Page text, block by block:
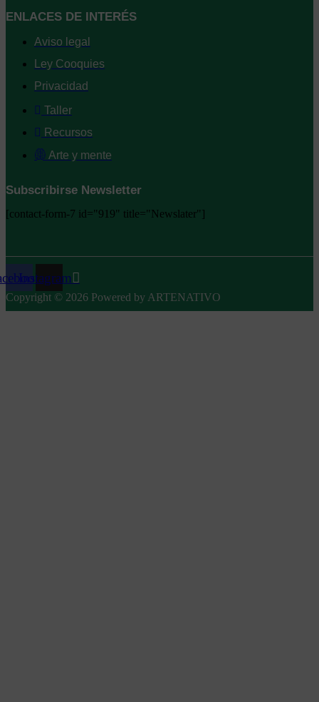
ENLACES DE INTERÉS
Aviso legal
Ley Cooquies
Privacidad
Taller
Recursos
Arte y mente
Subscribirse Newsletter
[contact-form-7 id="919" title="Newslater"]
Instagram
Copyright © 2026 Powered by ARTENATIVO